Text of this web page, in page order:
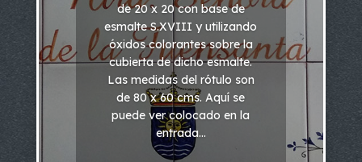
de 20 x 20 con base de
esmalte S.XVIII y utilizando
óxidos colorantes sobre la
cubierta de dicho esmalte.
Las medidas del rótulo son
de 80 x 60 cms. Aquí se
puede ver colocado en la
entrada...